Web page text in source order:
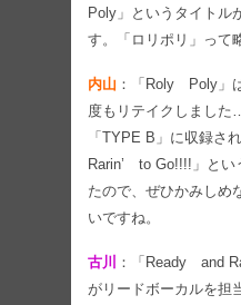
Poly」というタイトル
す。「ロリポリ」って
内山 ：「Roly Poly」
度もリテイクしました
「TYPE B」に収録さ
Rarin’ to Go!!!!」とい
たので、ぜひかみしめ
いですね。
古川
：「Ready and
がリードボーカルを担